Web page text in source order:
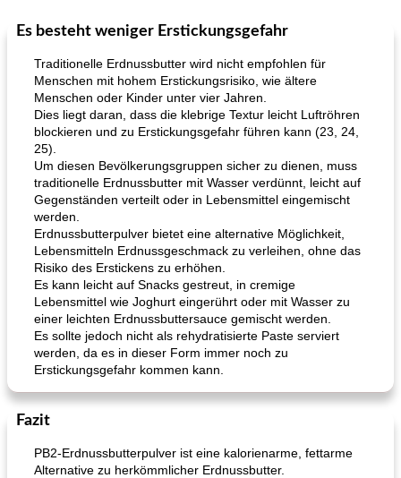
Es besteht weniger Erstickungsgefahr
Traditionelle Erdnussbutter wird nicht empfohlen für
Menschen mit hohem Erstickungsrisiko, wie ältere
Menschen oder Kinder unter vier Jahren.
Dies liegt daran, dass die klebrige Textur leicht Luftröhren
blockieren und zu Erstickungsgefahr führen kann (23, 24,
25).
Um diesen Bevölkerungsgruppen sicher zu dienen, muss
traditionelle Erdnussbutter mit Wasser verdünnt, leicht auf
Gegenständen verteilt oder in Lebensmittel eingemischt
werden.
Erdnussbutterpulver bietet eine alternative Möglichkeit,
Lebensmitteln Erdnussgeschmack zu verleihen, ohne das
Risiko des Erstickens zu erhöhen.
Es kann leicht auf Snacks gestreut, in cremige
Lebensmittel wie Joghurt eingerührt oder mit Wasser zu
einer leichten Erdnussbuttersauce gemischt werden.
Es sollte jedoch nicht als rehydratisierte Paste serviert
werden, da es in dieser Form immer noch zu
Erstickungsgefahr kommen kann.
Fazit
PB2-Erdnussbutterpulver ist eine kalorienarme, fettarme
Alternative zu herkömmlicher Erdnussbutter.